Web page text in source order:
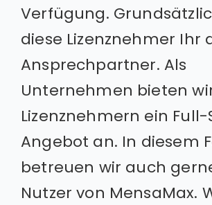
Verfügung.
diese Lizenznehmer Ihr
Ansprechpartner. Als
Unternehmen bieten
Lizenznehmern ein Full-
Angebot an. In diesem
betreuen wir auch
Nutzer von MensaMax.